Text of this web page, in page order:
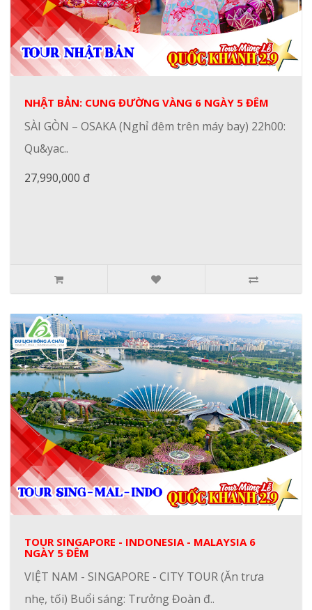
NHẬT BẢN: CUNG ĐƯỜNG VÀNG 6 NGÀY 5 ĐÊM
SÀI GÒN – OSAKA (Nghỉ đêm trên máy bay) 22h00:
Qu&yac..
27,990,000 đ
TOUR SINGAPORE - INDONESIA - MALAYSIA 6
NGÀY 5 ĐÊM
VIỆT NAM - SINGAPORE - CITY TOUR (Ăn trưa
nhẹ, tối) Buổi sáng: Trưởng Đoàn đ..